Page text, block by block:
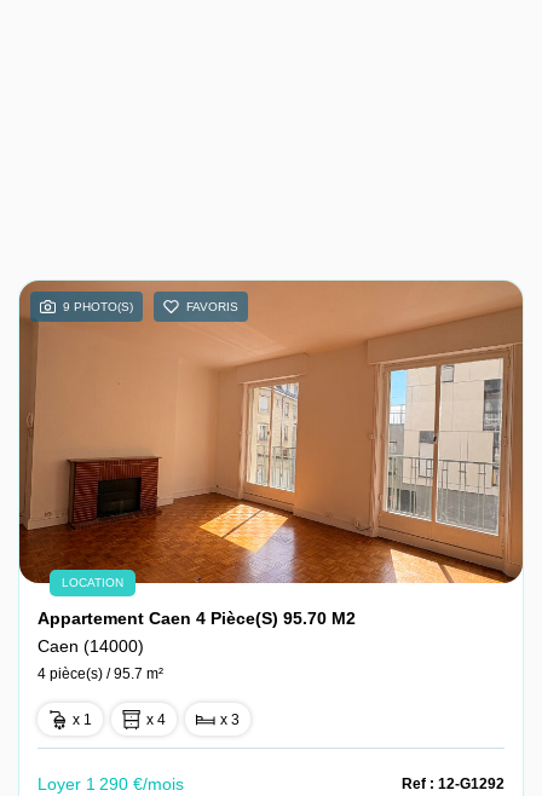
9 PHOTO(S) FAVORIS
LOCATION
Appartement Caen 4 Pièce(s) 95.70 M2
Caen (14000)
4 pièce(s) / 95.7 m²
x 1 x 4 x 3
Loyer 1 290 €/mois Ref : 12-G1292